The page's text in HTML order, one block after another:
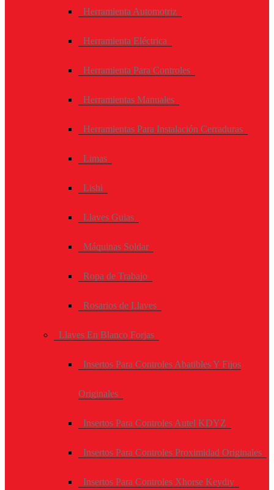
Herramienta Automotriz
Herramienta Eléctrica
Herramienta Para Controles
Herramientas Manuales
Herramientas Para Instalación Cerraduras
Limas
Lishi
Llaves Guias
Máquinas Soldar
Ropa de Trabajo
Rosarios de Llaves
Llaves En Blanco Forjas
Insertos Para Controles Abatibles Y Fijos
Originales
Insertos Para Controles Autel KDYZ
Insertos Para Controles Proximidad Originales
Insertos Para Controles Xhorse Keydiy